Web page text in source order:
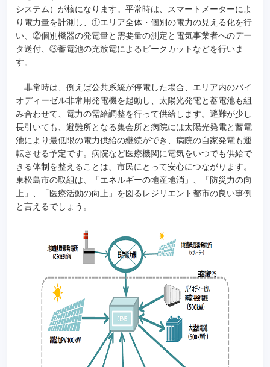
システム）が核になります。平常時は、スマートメーターによ
り電力量を計測し、①エリア全体・個別の電力の見える化を行
い、②個別機器の発電量と需要量の測定と電気事業者へのデー
タ送付、③蓄電池の充放電によるピークカットなどを行いま
す。
非常時は、例えば公共系統が停電した場合、エリア内のバイ
オディーゼル非常用発電機を起動し、太陽光発電と蓄電池も組
み合わせて、電力の需給調整を行って供給します。避難が少し
長引いても、避難所となる集会所と病院には太陽光発電と蓄電
池により最低限の電力供給の継続ができ、病院の自家発電も運
転させる予定です。病院など医療機関に電気をいつでも供給で
きる体制を整えることは、市民にとって安心につながります。
東松島市の取組は、「エネルギーの地産地消」、「防災力の向
上」、「医療活動の向上」を図るレジリエント都市の良い事例
と言えるでしょう。